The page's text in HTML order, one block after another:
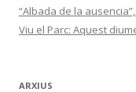
“Albada de la
Viu el Parc: Aquest
ARXIUS